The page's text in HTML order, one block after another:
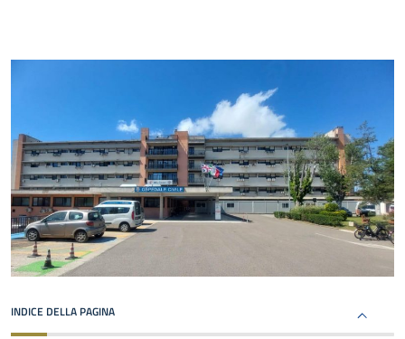
INDICE DELLA PAGINA